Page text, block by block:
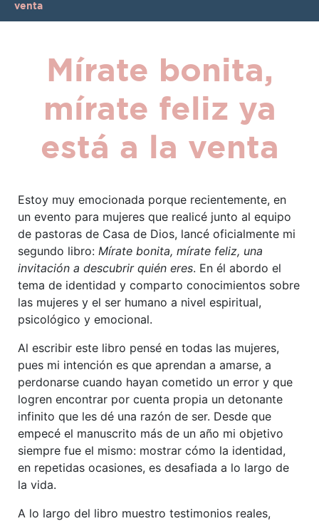
venta
Mírate bonita,
mírate feliz ya
está a la venta
Estoy muy emocionada porque recientemente, en
un evento para mujeres que realicé junto al equipo
de pastoras de Casa de Dios, lancé oficialmente mi
segundo libro: Mírate bonita, mírate feliz, una
invitación a descubrir quién eres. En él abordo el
tema de identidad y comparto conocimientos sobre
las mujeres y el ser humano a nivel espiritual,
psicológico y emocional.
Al escribir este libro pensé en todas las mujeres,
pues mi intención es que aprendan a amarse, a
perdonarse cuando hayan cometido un error y que
logren encontrar por cuenta propia un detonante
infinito que les dé una razón de ser. Desde que
empecé el manuscrito más de un año mi objetivo
siempre fue el mismo: mostrar cómo la identidad,
en repetidas ocasiones, es desafiada a lo largo de
la vida.
A lo largo del libro muestro testimonios reales,